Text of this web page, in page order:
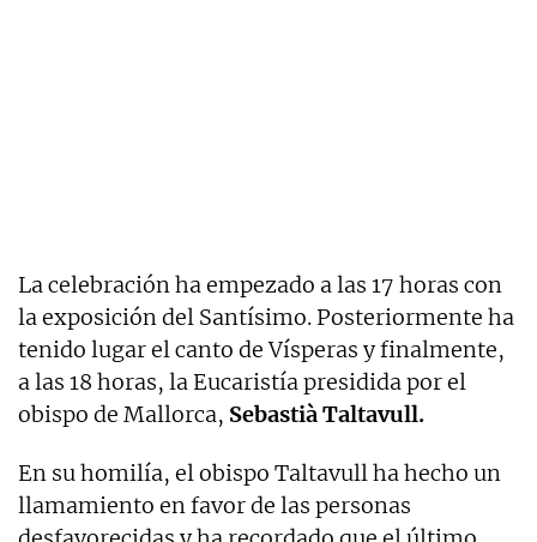
La celebración ha empezado a las 17 horas con
la exposición del Santísimo. Posteriormente ha
tenido lugar el canto de Vísperas y finalmente,
a las 18 horas, la Eucaristía presidida por el
obispo de Mallorca, Sebastià Taltavull.
En su homilía, el obispo Taltavull ha hecho un
llamamiento en favor de las personas